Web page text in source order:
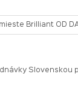
Brilliant OD